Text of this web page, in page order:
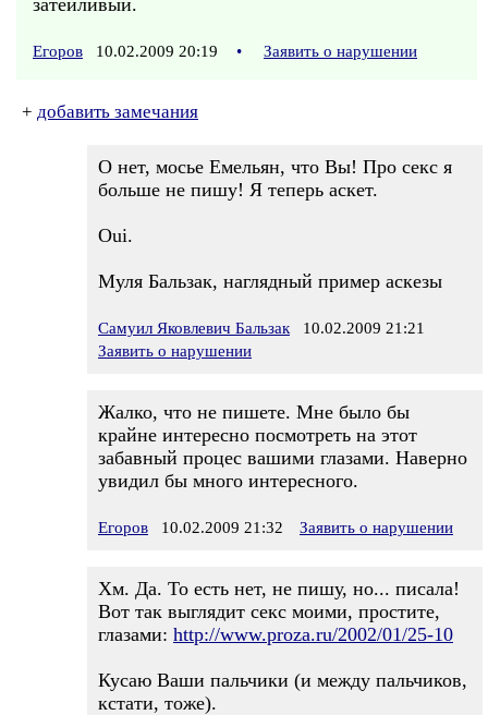
затейливый.
Егоров 10.02.2009 20:19 • Заявить о нарушении
+ добавить замечания
О нет, мосье Емельян, что Вы! Про секс я
больше не пишу! Я теперь аскет.
Oui.
Муля Бальзак, наглядный пример аскезы
Самуил Яковлевич Бальзак 10.02.2009 21:21
Заявить о нарушении
Жалко, что не пишете. Мне было бы
крайне интересно посмотреть на этот
забавный процес вашими глазами. Наверно
увидил бы много интересного.
Егоров 10.02.2009 21:32 Заявить о нарушении
Хм. Да. То есть нет, не пишу, но... писала!
Вот так выглядит секс моими, простите,
глазами: http://www.proza.ru/2002/01/25-10
Кусаю Ваши пальчики (и между пальчиков,
кстати, тоже).